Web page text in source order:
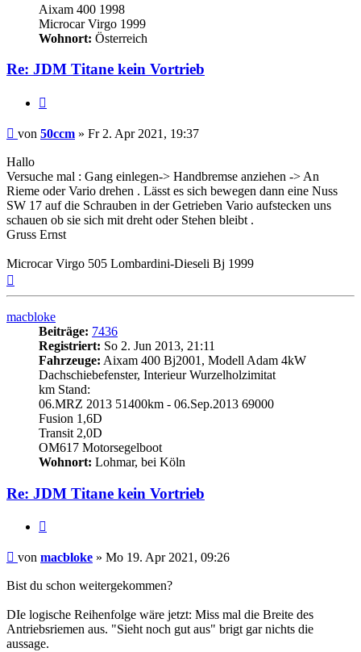
Aixam 400 1998
Microcar Virgo 1999
Wohnort: Österreich
Re: JDM Titane kein Vortrieb
Beitrag
von 50ccm » Fr 2. Apr 2021, 19:37
Hallo
Versuche mal : Gang einlegen-> Handbremse anziehen -> An
Rieme oder Vario drehen . Lässt es sich bewegen dann eine Nuss
SW 17 auf die Schrauben in der Getrieben Vario aufstecken uns
schauen ob sie sich mit dreht oder Stehen bleibt .
Gruss Ernst
Microcar Virgo 505 Lombardini-Dieseli Bj 1999
macbloke
Beiträge: 7436
Registriert: So 2. Jun 2013, 21:11
Fahrzeuge: Aixam 400 Bj2001, Modell Adam 4kW
Dachschiebefenster, Interieur Wurzelholzimitat
km Stand:
06.MRZ 2013 51400km - 06.Sep.2013 69000
Fusion 1,6D
Transit 2,0D
OM617 Motorsegelboot
Wohnort: Lohmar, bei Köln
Re: JDM Titane kein Vortrieb
Beitrag
von macbloke » Mo 19. Apr 2021, 09:26
Bist du schon weitergekommen?
DIe logische Reihenfolge wäre jetzt: Miss mal die Breite des
Antriebsriemen aus. "Sieht noch gut aus" brigt gar nichts die
aussage.